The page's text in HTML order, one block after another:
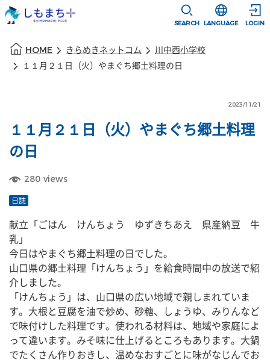
SEARCH
選択すると言
LANGUAGE LOGIN
HOME きらめきネットコム
川中西小学校
１１月２１日（火）やまぐち郷土料理の日
2023/11/21
１１月２１日（火）やまぐち郷土料理
の日
280 views
日誌
献立「ごはん　けんちょう　ゆずきちあえ　県産納豆　牛
乳」
今日はやまぐち郷土料理の日でした。
山口県の郷土料理「けんちょう」を給食時間中の放送で紹
介しました。
「けんちょう」は、山口県の広い地域で親しまれていま
す。大根と豆腐を油で炒め、砂糖、しょうゆ、みりんなど
で味付けした料理です。使われる材料は、地域や家庭によ
って違います。みそ味に仕上げるところもあります。大鍋
でたくさん作りおきし、温めなおすごとに味がなじんでお